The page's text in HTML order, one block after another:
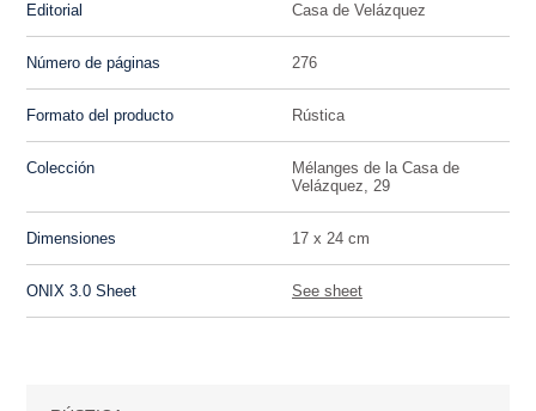
Editorial Casa de Velázquez
Número de páginas 276
Formato del producto Rústica
Colección
Mélanges de la Casa de
Velázquez, 29
Dimensiones 17 x 24 cm
ONIX 3.0 Sheet See sheet